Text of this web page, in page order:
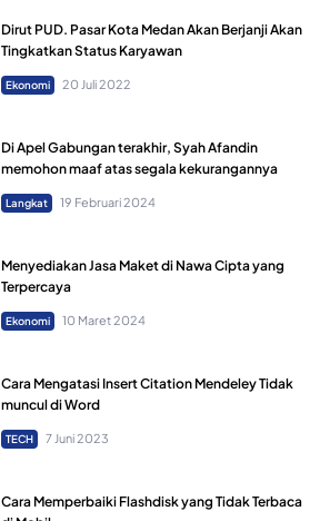
Dirut PUD. Pasar Kota Medan Akan Berjanji Akan
Tingkatkan Status Karyawan
Ekonomi 20 Juli 2022
Di Apel Gabungan terakhir, Syah Afandin
memohon maaf atas segala kekurangannya
Langkat 19 Februari 2024
Menyediakan Jasa Maket di Nawa Cipta yang
Terpercaya
Ekonomi 10 Maret 2024
Cara Mengatasi Insert Citation Mendeley Tidak
muncul di Word
TECH 7 Juni 2023
Cara Memperbaiki Flashdisk yang Tidak Terbaca